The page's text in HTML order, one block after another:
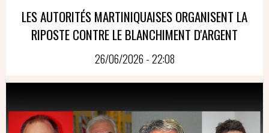
LES AUTORITÉS MARTINIQUAISES ORGANISENT LA
RIPOSTE CONTRE LE BLANCHIMENT D'ARGENT
26/06/2026 - 22:08